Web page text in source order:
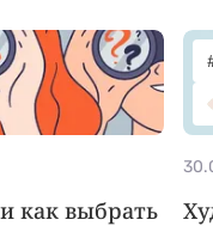
как выбрать